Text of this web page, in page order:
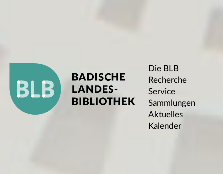
Die BLB
Recherche
Service
Sammlungen
Aktuelles
Kalender